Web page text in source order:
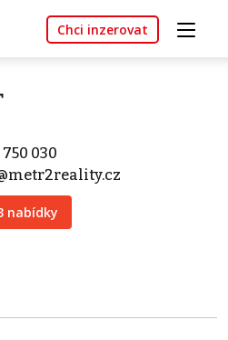
Chci inzerovat
030
nabídky